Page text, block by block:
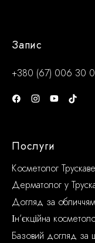
Запис
+380 (67) 006 30
Послуги
Косметолог
Дерматолог у
Догляд за обличчям
Ін’єкційна
Базовий догляд за